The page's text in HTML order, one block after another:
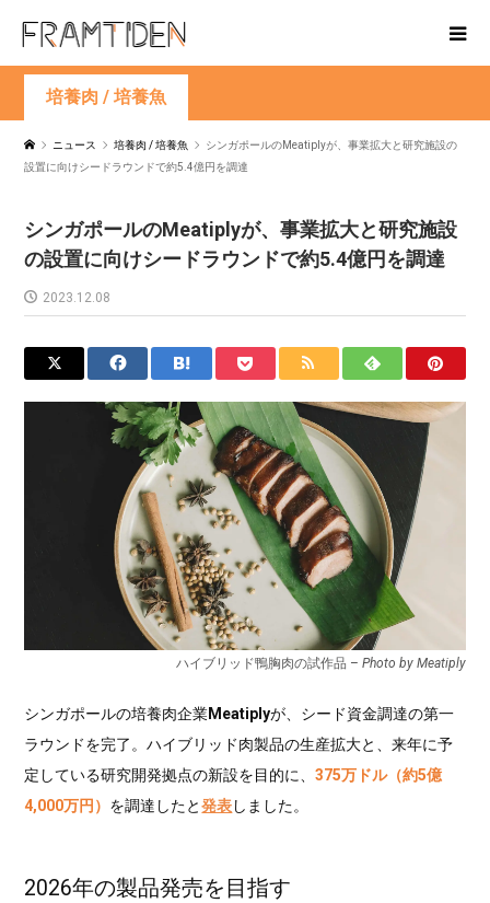
培養肉 / 培養魚
ニュース 培養肉 / 培養魚
シンガポールのMeatiplyが、事業拡大と研究施設の
設置に向けシードラウンドで約5.4億円を調達
シンガポールのMeatiplyが、事業拡大と研究施設
の設置に向けシードラウンドで約5.4億円を調達
2023.12.08
ハイブリッド鴨胸肉の試作品 – Photo by Meatiply
シンガポールの培養肉企業Meatiplyが、シード資金調達の第一
ラウンドを完了。ハイブリッド肉製品の生産拡大と、来年に予
定している研究開発拠点の新設を目的に、375万ドル（約5億
4,000万円） を調達したと発表しました。
2026年の製品発売を目指す